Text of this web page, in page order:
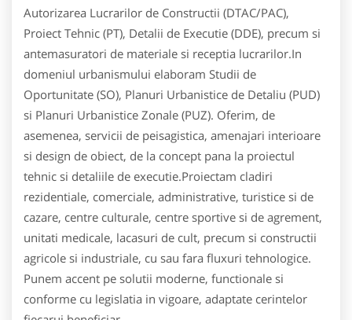
Autorizarea Lucrarilor de Constructii (DTAC/PAC),
Proiect Tehnic (PT), Detalii de Executie (DDE), precum si
antemasuratori de materiale si receptia lucrarilor.In
domeniul urbanismului elaboram Studii de
Oportunitate (SO), Planuri Urbanistice de Detaliu (PUD)
si Planuri Urbanistice Zonale (PUZ). Oferim, de
asemenea, servicii de peisagistica, amenajari interioare
si design de obiect, de la concept pana la proiectul
tehnic si detaliile de executie.Proiectam cladiri
rezidentiale, comerciale, administrative, turistice si de
cazare, centre culturale, centre sportive si de agrement,
unitati medicale, lacasuri de cult, precum si constructii
agricole si industriale, cu sau fara fluxuri tehnologice.
Punem accent pe solutii moderne, functionale si
conforme cu legislatia in vigoare, adaptate cerintelor